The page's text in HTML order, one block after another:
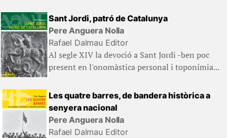
Sant Jordi, patró de Catalunya
Pere Anguera Nolla
Rafael Dalmau Editor
Al segle XIV la devoció a Sant Jordi -ben poc
present en l'onomàstica personal i toponímia...
Les quatre barres, de bandera històrica a
senyera nacional
Pere Anguera Nolla
Rafael Dalmau Editor